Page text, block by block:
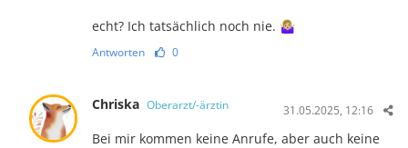
echt? Ich tatsächlich noch nie. 🤷🏼‍♀️
Antworten 0
Chriska Oberarzt/-ärztin 31.05.2025, 12:16
Bei mir kommen keine Anrufe, aber auch keine